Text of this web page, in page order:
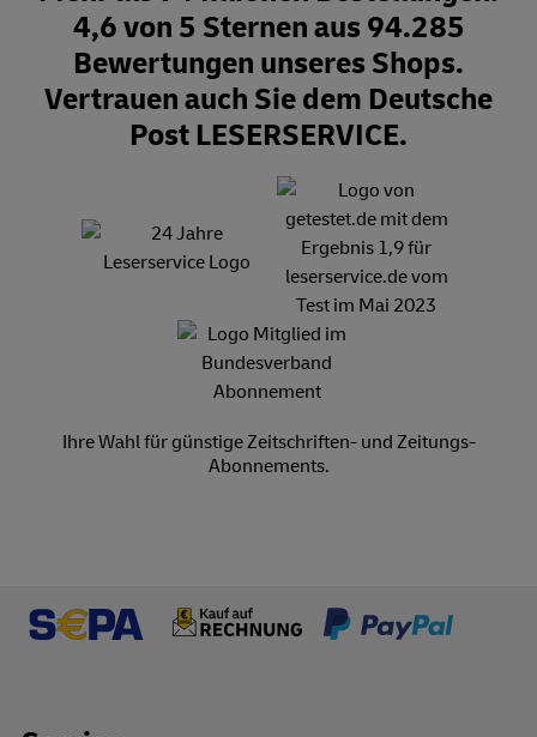
4,6 von 5 Sternen aus 94.285
Bewertungen unseres Shops.
Vertrauen auch Sie dem Deutsche
Post LESERSERVICE.
Ihre Wahl für günstige Zeitschriften- und Zeitungs-
Abonnements.